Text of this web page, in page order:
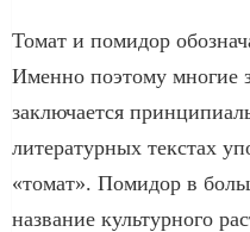
Томат и помидор
Именно поэтому многие
заключается
литературных текстах
«томат». Помидор в
название культурного